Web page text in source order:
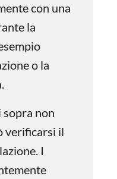
con una
la
o la
sopra non
verificarsi il
I